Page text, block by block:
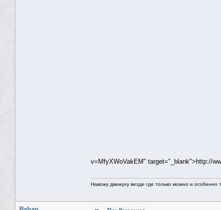
v=MfyXWoVakEM" target="_blank">http://
Навожу движуху везде где только можно и особенно